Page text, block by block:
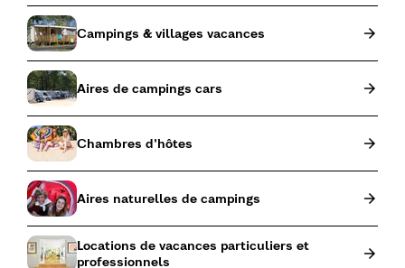
Campings & villages vacances
Aires de campings cars
Chambres d'hôtes
Aires naturelles de campings
Locations de vacances particuliers et
professionnels